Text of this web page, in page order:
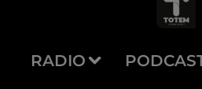
RADIO